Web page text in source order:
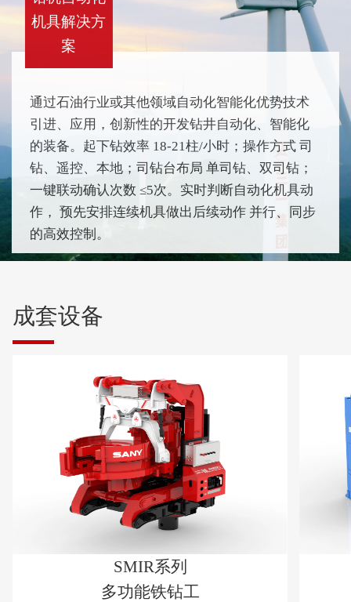
通过石油行业或其他领域自动化智能化优势技术
引进、应用，创新性的开发钻井自动化、智能化
的装备。起下钻效率 18-21柱/小时；操作方式 司
钻、遥控、本地；司钻台布局 单司钻、双司钻；
一键联动确认次数 ≤5次。实时判断自动化机具动
作， 预先安排连续机具做出后续动作 并行、同步
的高效控制。
机具解决方
案
成套设备
SMIR系列
多功能铁钻工